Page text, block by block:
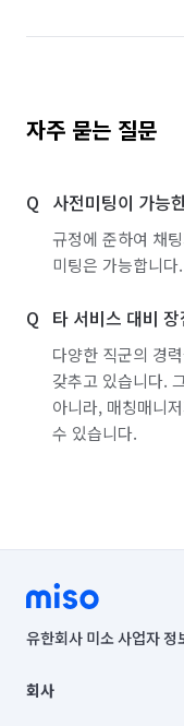
자주 묻는 질문
사전미팅이 가능
규정에 준하여 채
미팅은 가능합니다.
타 서비스 대비
다양한 직군의 경
갖추고 있습니다.
아니라, 매칭매니
수 있습니다.
유한회사 미소 사업자 정
00019 |
회사